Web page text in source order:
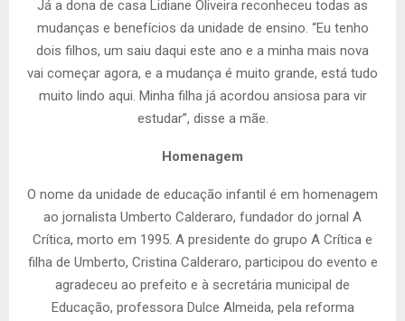
Já a dona de casa Lidiane Oliveira reconheceu todas as
mudanças e benefícios da unidade de ensino. “Eu tenho
dois filhos, um saiu daqui este ano e a minha mais nova
vai começar agora, e a mudança é muito grande, está tudo
muito lindo aqui. Minha filha já acordou ansiosa para vir
estudar”, disse a mãe.
Homenagem
O nome da unidade de educação infantil é em homenagem
ao jornalista Umberto Calderaro, fundador do jornal A
Crítica, morto em 1995. A presidente do grupo A Crítica e
filha de Umberto, Cristina Calderaro, participou do evento e
agradeceu ao prefeito e à secretária municipal de
Educação, professora Dulce Almeida, pela reforma